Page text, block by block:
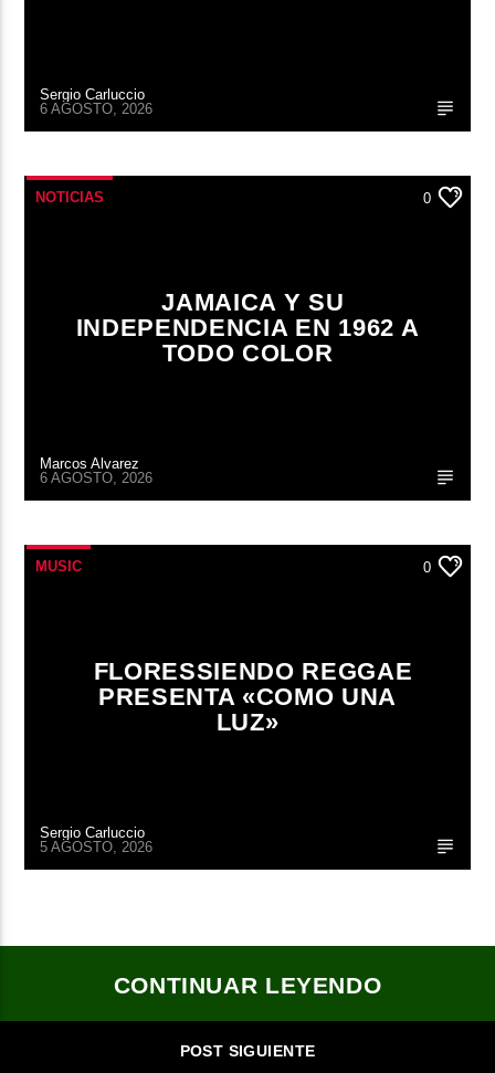
Sergio Carluccio
6 AGOSTO, 2026
NOTICIAS 0
JAMAICA Y SU
INDEPENDENCIA EN 1962 A
TODO COLOR
Marcos Alvarez
6 AGOSTO, 2026
MUSIC 0
FLORESSIENDO REGGAE
PRESENTA «COMO UNA
LUZ»
Sergio Carluccio
5 AGOSTO, 2026
CONTINUAR LEYENDO
POST SIGUIENTE